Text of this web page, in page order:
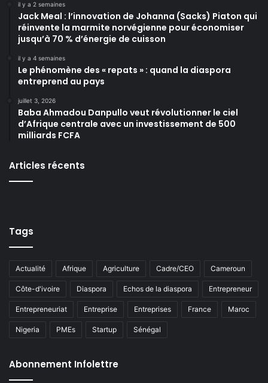
il y a 2 semaines
Jack Meal : l’innovation de Johanna (Sacks) Piaton qui
réinvente la marmite norvégienne pour économiser
jusqu’à 70 % d’énergie de cuisson
il y a 4 semaines
Le phénomène des « repats » : quand la diaspora
entreprend au pays
juillet 3, 2026
Baba Ahmadou Danpullo veut révolutionner le ciel
d’Afrique centrale avec un investissement de 500
milliards FCFA
Articles récents
Tags
Actualité Afrique Agriculture Cadre/CEO Cameroun
Côte-d'ivoire Diaspora Echos de la diaspora Entrepreneur
Entrepreneuriat Entreprise Entreprises France Maroc
Nigeria PMEs Startup Sénégal
Abonnement Infolettre